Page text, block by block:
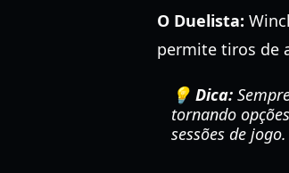
O Duelista:
permite tiros de
💡 Dica:
tornando
sessões de jogo.